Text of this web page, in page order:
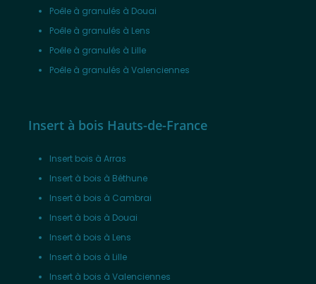
Poêle à granulés à Douai
Poêle à granulés à Lens
Poêle à granulés à Lille
Poêle à granulés à Valenciennes
Insert à bois Hauts-de-France
Insert bois à Arras
Insert à bois à Béthune
Insert à bois à Cambrai
Insert à bois à Douai
Insert à bois à Lens
Insert à bois à Lille
Insert à bois à Valenciennes